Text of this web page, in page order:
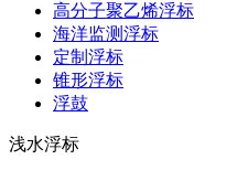
高分子聚乙烯浮标
海洋监测浮标
定制浮标
锥形浮标
浮鼓
浅水浮标